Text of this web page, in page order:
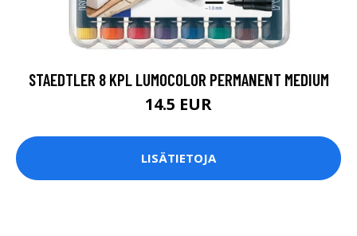
STAEDTLER 8 KPL LUMOCOLOR PERMANENT MEDIUM
14.5 EUR
LISÄTIETOJA